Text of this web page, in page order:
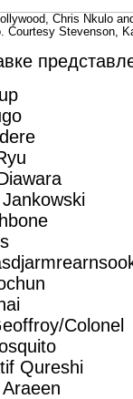
Chris Nkulo
Courtesy Stevenson,
Colonel
Qureshi